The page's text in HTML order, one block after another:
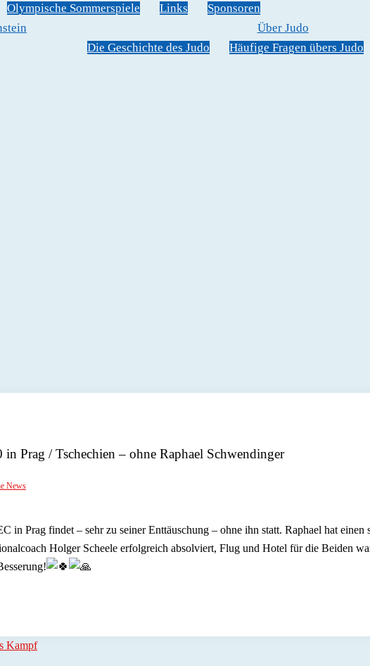
Olympische Sommerspiele Links
Sponsoren
Über Judo
Die Geschichte des Judo
Häufige Fragen übers Judo
Prag / Tschechien – ohne Raphael Schwendinger
News
in Prag findet – sehr zu seiner Enttäuschung – ohne ihn statt. Raphael hat
Holger Scheele erfolgreich absolviert, Flug und Hotel für die Beiden
Kampf